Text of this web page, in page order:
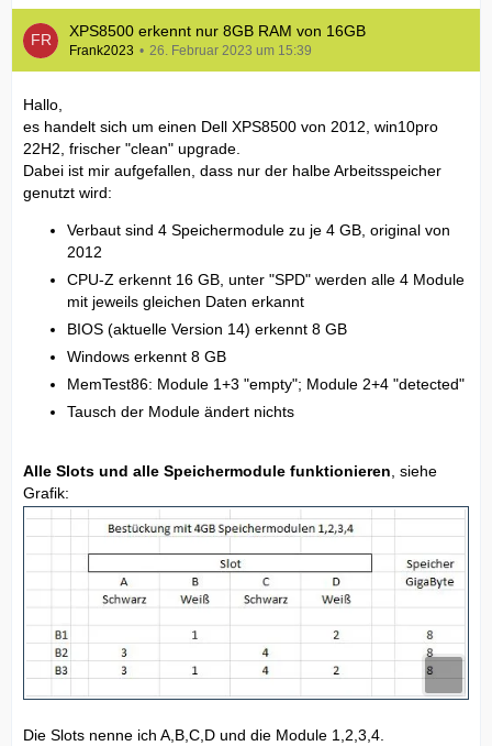
XPS8500 erkennt nur 8GB RAM von 16GB
Frank2023 26. Februar 2023 um 15:39
Hallo,
es handelt sich um einen Dell XPS8500 von 2012, win10pro
22H2, frischer "clean" upgrade.
Dabei ist mir aufgefallen, dass nur der halbe Arbeitsspeicher
genutzt wird:
Verbaut sind 4 Speichermodule zu je 4 GB, original von
2012
CPU-Z erkennt 16 GB, unter "SPD" werden alle 4 Module
mit jeweils gleichen Daten erkannt
BIOS (aktuelle Version 14) erkennt 8 GB
Windows erkennt 8 GB
MemTest86: Module 1+3 "empty"; Module 2+4 "detected"
Tausch der Module ändert nichts
Alle Slots und alle Speichermodule funktionieren , siehe
Grafik:
Die Slots nenne ich A,B,C,D und die Module 1,2,3,4.